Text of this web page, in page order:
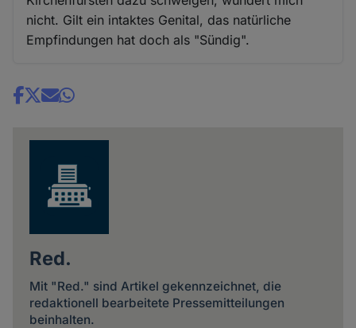
nicht. Gilt ein intaktes Genital, das natürliche
Empfindungen hat doch als "Sündig".
Share
Red.
Mit "Red." sind Artikel gekennzeichnet, die
redaktionell bearbeitete Pressemitteilungen
beinhalten.